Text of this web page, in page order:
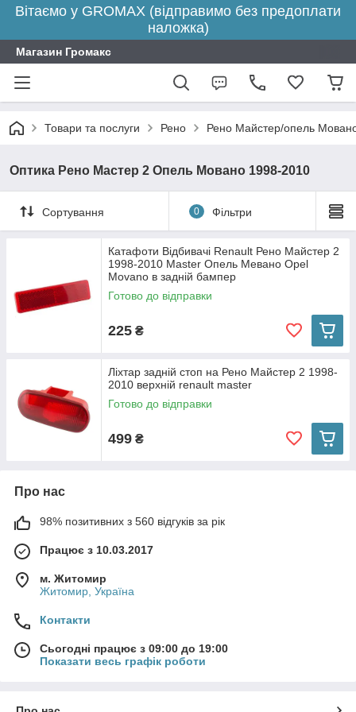
Вітаємо у GROMAX (відправимо без предоплати
наложка)
Магазин Громакс
Товари та послуги Рено Рено Майстер/опель
Оптика Рено Мастер 2 Опель Мовано 1998-2010
Сортування 0 Фільтри
Катафоти Відбивачі Renault Рено Майстер 2
1998-2010 Master Опель Мевано Opel
Movano в задній бампер
Готово до відправки
225 ₴
Ліхтар задній стоп на Рено Майстер 2 1998-
2010 верхній renault master
Готово до відправки
499 ₴
Про нас
98% позитивних з 560 відгуків за рік
Працює з 10.03.2017
м. Житомир
Житомир, Україна
Контакти
Сьогодні працює з 09:00 до 19:00
Показати весь графік роботи